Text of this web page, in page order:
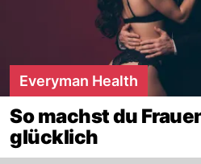
Everyman Health
So machst du
glücklich